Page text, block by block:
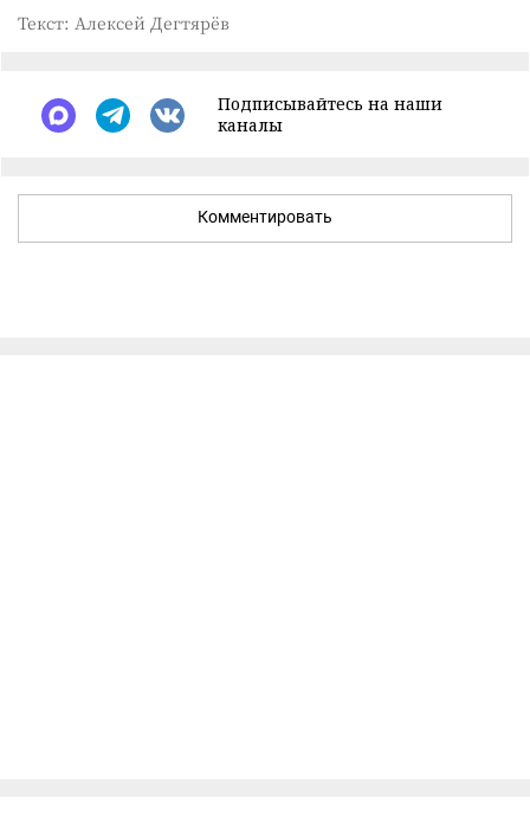
Текст: Алексей Дегтярёв
Подписывайтесь на наши
каналы
Комментировать